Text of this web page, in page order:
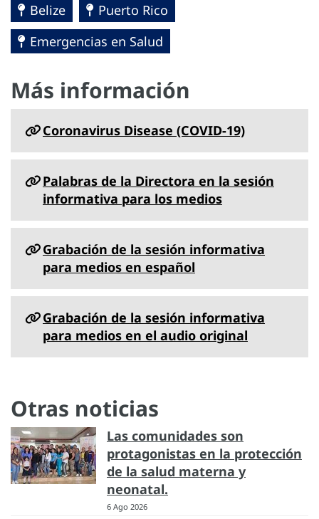
Belize
Puerto Rico
Emergencias en Salud
Más información
Coronavirus Disease (COVID-19)
Palabras de la Directora en la sesión
informativa para los medios
Grabación de la sesión informativa
para medios en español
Grabación de la sesión informativa
para medios en el audio original
Otras noticias
Las comunidades son
protagonistas en la protección
de la salud materna y
neonatal.
6 Ago 2026